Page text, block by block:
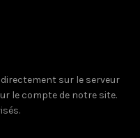
sur le serveur
le compte de notre site.